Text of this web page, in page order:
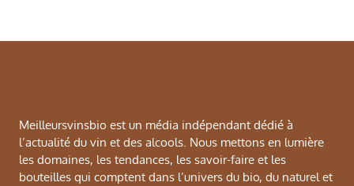
Meilleursvinsbio est un média indépendant dédié à
l’actualité du vin et des alcools. Nous mettons en lumière
les domaines, les tendances, les savoir-faire et les
bouteilles qui comptent dans l’univers du bio, du naturel et